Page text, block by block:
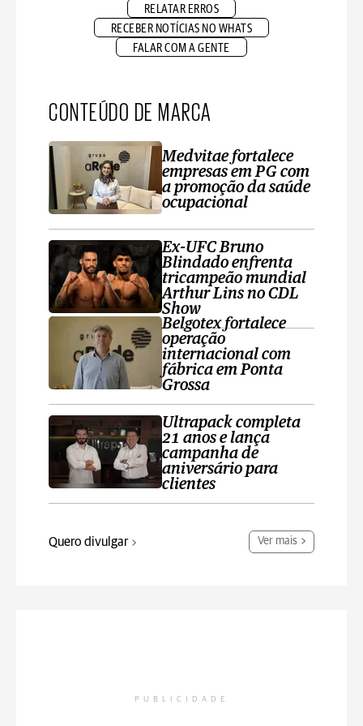
RELATAR ERROS
RECEBER NOTÍCIAS NO WHATS
FALAR COM A GENTE
CONTEÚDO DE MARCA
Medvitae fortalece
empresas em PG com
a promoção da saúde
ocupacional
Ex-UFC Bruno
Blindado enfrenta
tricampeão mundial
Arthur Lins no CDL
Show
Belgotex fortalece
operação
internacional com
fábrica em Ponta
Grossa
Ultrapack completa
21 anos e lança
campanha de
aniversário para
clientes
Quero divulgar Ver mais
PUBLICIDADE